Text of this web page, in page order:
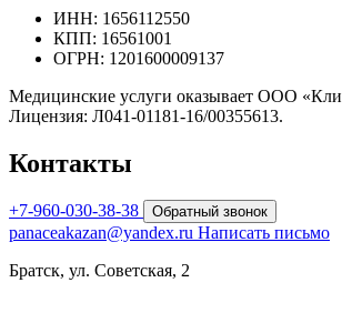
ИНН: 1656112550
КПП: 16561001
ОГРН: 1201600009137
Медицинские услуги оказывает ООО
Лицензия: Л041-01181-16/00355613.
Контакты
+7-960-030-38-38 Обратный звонок
panaceakazan@yandex.ru Написать письмо
Братск, ул. Советская, 2